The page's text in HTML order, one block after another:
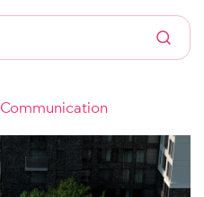
Communication